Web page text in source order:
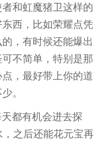
和虹魔猪卫这样的
西，比如荣耀点凭
，有时候还能爆出
不简单，特别是那
，最好带上你的道
。
都有机会进去探
之后还能花元宝再